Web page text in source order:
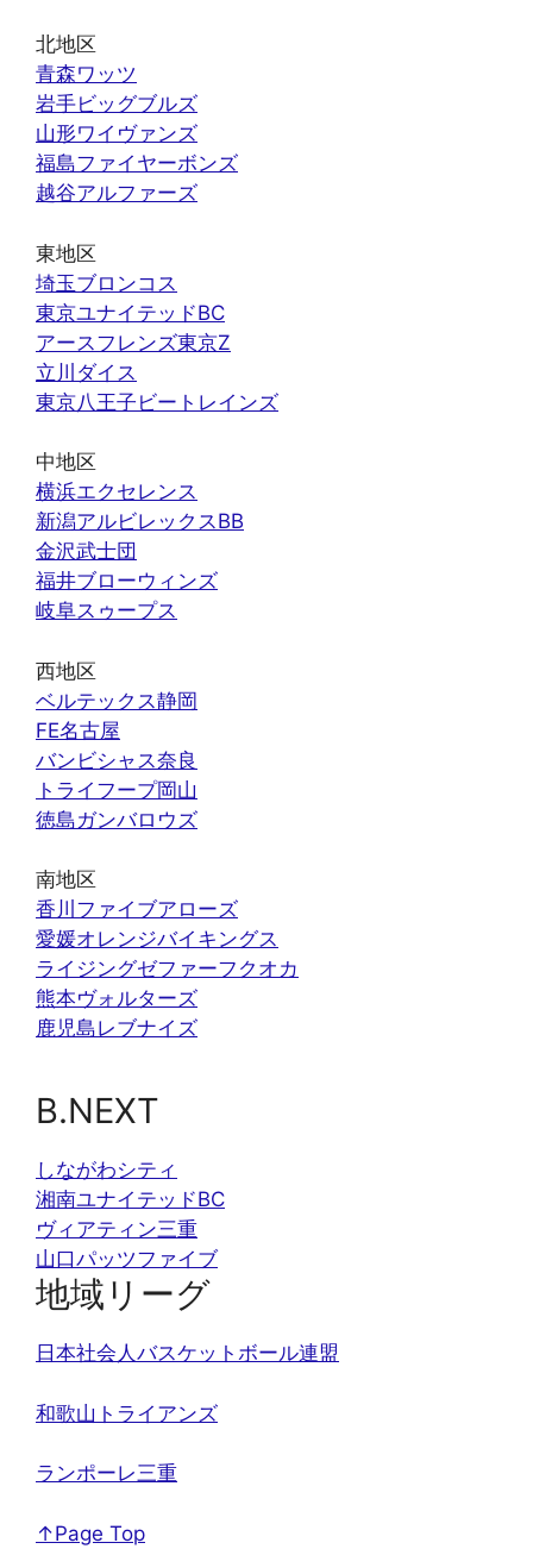
北地区
青森ワッツ
岩手ビッグブルズ
山形ワイヴァンズ
福島ファイヤーボンズ
越谷アルファーズ
東地区
埼玉ブロンコス
東京ユナイテッドBC
アースフレンズ東京Z
立川ダイス
東京八王子ビートレインズ
中地区
横浜エクセレンス
新潟アルビレックスBB
金沢武士団
福井ブローウィンズ
岐阜スゥープス
西地区
ベルテックス静岡
FE名古屋
バンビシャス奈良
トライフープ岡山
徳島ガンバロウズ
南地区
香川ファイブアローズ
愛媛オレンジバイキングス
ライジングゼファーフクオカ
熊本ヴォルターズ
鹿児島レブナイズ
B.NEXT
しながわシティ
湘南ユナイテッドBC
ヴィアティン三重
山口パッツファイブ
地域リーグ
日本社会人バスケットボール連盟
和歌山トライアンズ
ランポーレ三重
↑Page Top